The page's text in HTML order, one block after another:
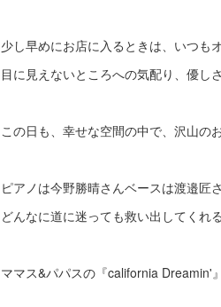
少し早めにお店に入るときは、いつも
目に見えないところへの気配り、優し
この日も、幸せな空間の中で、沢山の
ピアノは今野勝晴さんベースは渡邉匠
どんなに道に迷っても救い出してくれ
ママス&パパスの『california Dreamin'』